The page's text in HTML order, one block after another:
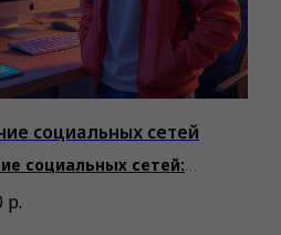
социальных сетей
социальных сетей:
р.